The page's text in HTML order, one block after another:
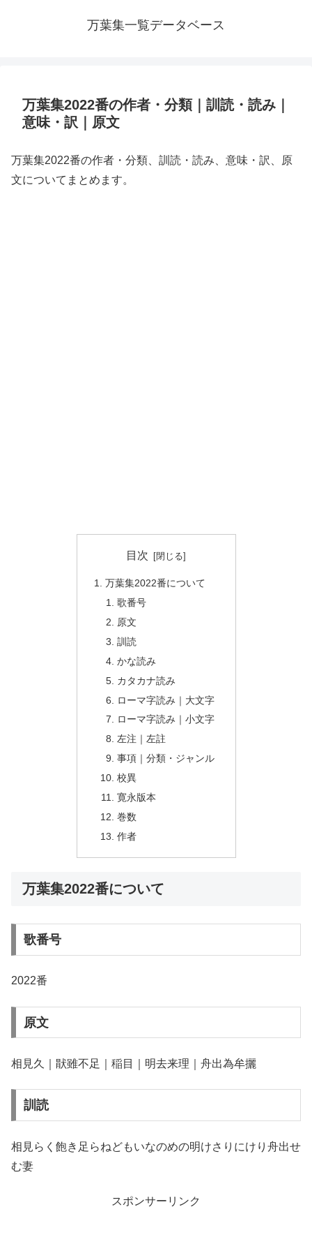
万葉集一覧データベース
万葉集2022番の作者・分類｜訓読・読み｜
意味・訳｜原文
万葉集2022番の作者・分類、訓読・読み、意味・訳、原
文についてまとめます。
目次
万葉集2022番について
歌番号
原文
訓読
かな読み
カタカナ読み
ローマ字読み｜大文字
ローマ字読み｜小文字
左注｜左註
事項｜分類・ジャンル
校異
寛永版本
巻数
作者
万葉集2022番について
歌番号
2022番
原文
相見久｜猒雖不足｜稲目｜明去来理｜舟出為牟攦
訓読
相見らく飽き足らねどもいなのめの明けさりにけり舟出せ
む妻
スポンサーリンク